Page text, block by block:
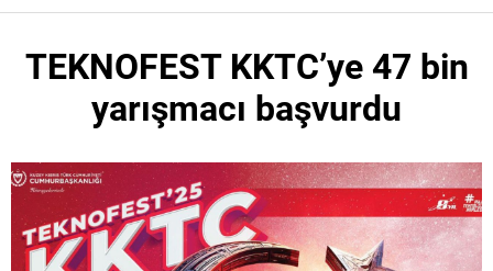
TEKNOFEST KKTC’ye 47 bin
yarışmacı başvurdu